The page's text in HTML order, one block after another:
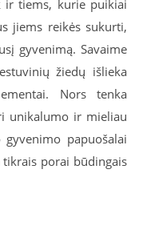
ir tiems, kurie puikiai
jiems reikės sukurti,
gyvenimą. Savaime
žiedų išlieka
Nors tenka
unikalumo ir mieliau
papuošalai
porai būdingais